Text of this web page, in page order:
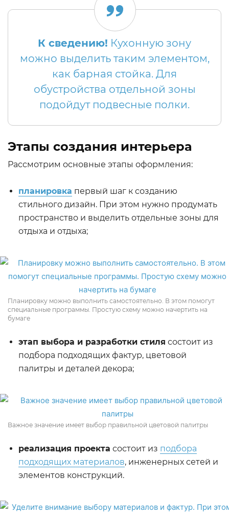
К сведению! Кухонную зону
можно выделить таким элементом,
как барная стойка. Для
обустройства отдельной зоны
подойдут подвесные полки.
Этапы создания интерьера
Рассмотрим основные этапы оформления:
планировка первый шаг к созданию
стильного дизайн. При этом нужно продумать
пространство и выделить отдельные зоны для
отдыха и отдыха;
Планировку можно выполнить самостоятельно. В этом помогут
специальные программы. Простую схему можно начертить на
бумаге
этап выбора и разработки стиля состоит из
подбора подходящих фактур, цветовой
палитры и деталей декора;
Важное значение имеет выбор правильной цветовой палитры
реализация проекта состоит из подбора
подходящих материалов, инженерных сетей и
элементов конструкций.